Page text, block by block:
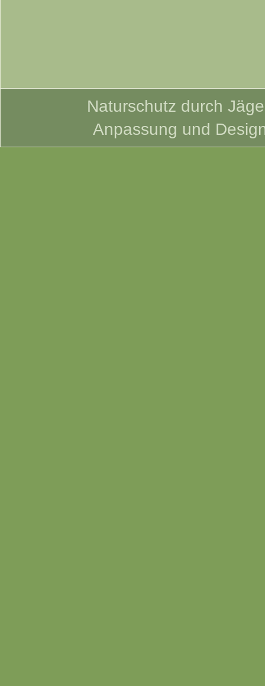
Naturschutz durch
Anpassung und